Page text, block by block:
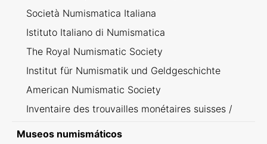
Società Numismatica Italiana
Istituto Italiano di Numismatica
The Royal Numismatic Society
Institut für Numismatik und Geldgeschichte
American Numismatic Society
Inventaire des trouvailles monétaires suisses /
Museos numismáticos